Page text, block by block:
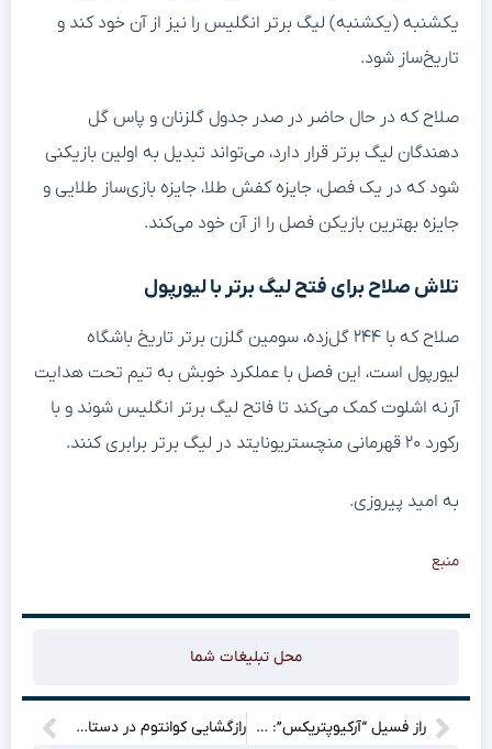
یکشنبه (یکشنبه) لیگ برتر انگلیس را نیز از آن خود کند و
تاریخ‌ساز شود.
صلاح که در حال حاضر در صدر جدول گلزنان و پاس گل‌
دهندگان لیگ برتر قرار دارد، می‌تواند تبدیل به اولین بازیکنی
شود که در یک فصل، جایزه کفش طلا، جایزه بازی‌ساز طلایی و
جایزه بهترین بازیکن فصل را از آن خود می‌کند.
تلاش صلاح برای فتح لیگ برتر با لیورپول
صلاح که با ۲۴۴ گل‌زده، سومین گلزن برتر تاریخ باشگاه
لیورپول است، این فصل با عملکرد خوبش به تیم تحت هدایت
آرنه اشلوت کمک می‌کند تا فاتح لیگ برتر انگلیس شوند و با
رکورد ۲۰ قهرمانی منچستریونایتد در لیگ برتر برابری کنند.
به امید پیروزی.
منبع
محل تبلیغات شما
راز فسیل “آرکیوپتریکس”: سکوتی که دانشمندان را به حرف آورد! رازگشایی کوانتوم در دستان یک اتم: آیا انقلابی در راه است؟”